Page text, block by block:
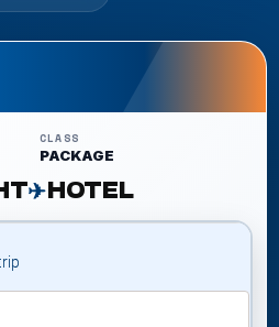
CLASS
PACKAGE
✈HOTEL